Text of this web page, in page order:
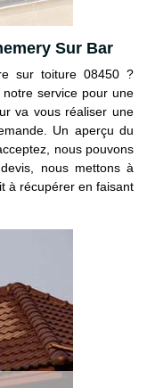
Sur Bar
sur toiture 08450 ?
service pour une
va vous réaliser une
Un aperçu du
nous pouvons
nous mettons à
à récupérer en faisant